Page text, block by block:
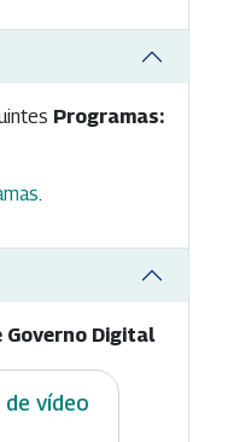
Programas:
.
Digital
vídeo